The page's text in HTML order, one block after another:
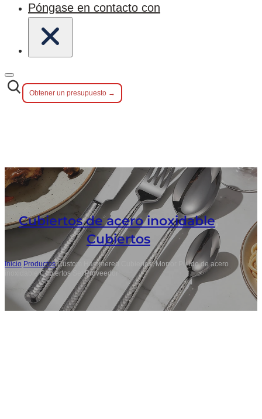
Póngase en contacto con
Obtener un presupuesto →
Cubiertos de acero inoxidable,
Cubiertos
Inicio Productos/Custom Hammered Cubiertos, Morror Pulido de acero
inoxidable Cubiertos Set Proveedor